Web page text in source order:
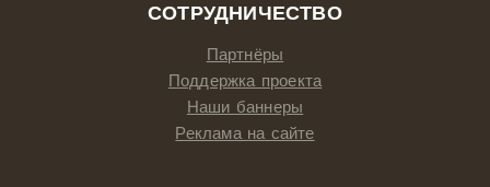
СОТРУДНИЧЕСТВО
Партнёры
Поддержка проекта
Наши баннеры
Реклама на сайте